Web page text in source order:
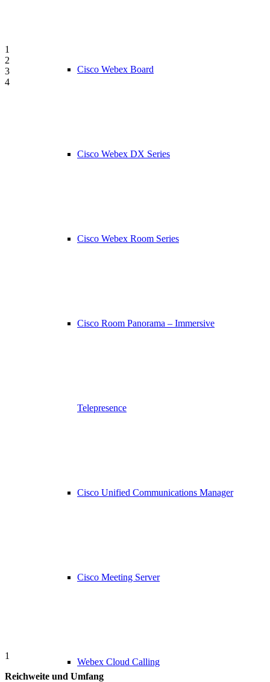
Cisco Webex Board
Cisco Webex DX Series
Cisco Webex Room Series
Cisco Room Panorama – Immersive
Telepresence
Cisco Unified Communications Manager
Cisco Meeting Server
Webex Cloud Calling
1
2
3
4
1
Reichweite und Umfang